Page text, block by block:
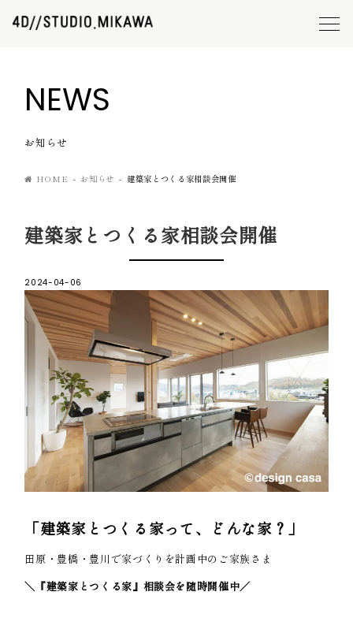
NEWS
お知らせ
HOME お知らせ 建築家とつくる家相談会開催
建築家とつくる家相談会開催
2024-04-06
「建築家とつくる家って、どんな家？」
田原・豊橋・豊川で家づくりを計画中のご家族さま
＼『建築家とつくる家』相談会を随時開催中／